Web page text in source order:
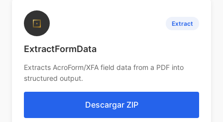
⊡ Extract
ExtractFormData
Extracts AcroForm/XFA field data from a PDF into
structured output.
Descargar ZIP